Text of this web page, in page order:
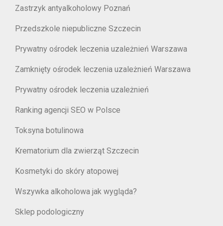
Zastrzyk antyalkoholowy Poznań
Przedszkole niepubliczne Szczecin
Prywatny ośrodek leczenia uzależnień Warszawa
Zamknięty ośrodek leczenia uzależnień Warszawa
Prywatny ośrodek leczenia uzależnień
Ranking agencji SEO w Polsce
Toksyna botulinowa
Krematorium dla zwierząt Szczecin
Kosmetyki do skóry atopowej
Wszywka alkoholowa jak wygląda?
Sklep podologiczny